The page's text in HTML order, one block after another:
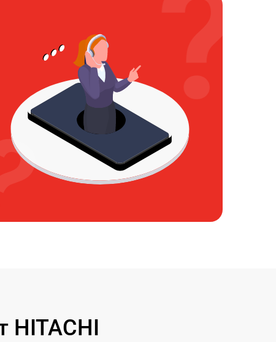
HITACHI